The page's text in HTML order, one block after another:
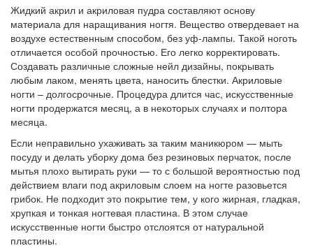
Жидкий акрил и акриловая пудра составляют основу
материала для наращивания ногтя. Вещество отвердевает на
воздухе естественным способом, без уф-лампы. Такой ноготь
отличается особой прочностью. Его легко корректировать.
Создавать различные сложные нейл дизайны, покрывать
любым лаком, менять цвета, наносить блестки. Акриловые
ногти – долгосрочные. Процедура длится час, искусственные
ногти продержатся месяц, а в некоторых случаях и полтора
месяца.
Если неправильно ухаживать за таким маникюром — мыть
посуду и делать уборку дома без резиновых перчаток, после
мытья плохо вытирать руки — то с большой вероятностью под
действием влаги под акриловым слоем на ногте разовьется
грибок. Не подходит это покрытие тем, у кого жирная, гладкая,
хрупкая и тонкая ногтевая пластина. В этом случае
искусственные ногти быстро отслоятся от натуральной
пластины.